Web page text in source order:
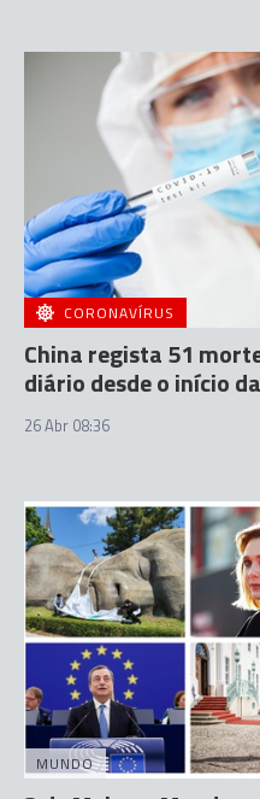
CORONAVÍRUS
China regista 51
diário desde o início
26 Abr 08:36
MUNDO